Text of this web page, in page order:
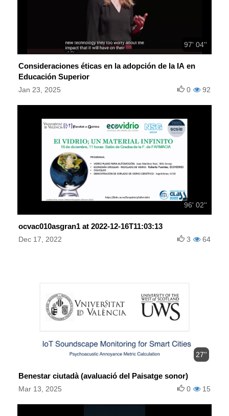
97' 04''
Consideraciones éticas en la adopción de la IA en
Educación Superior
Jan 23, 2025 92
0
96' 02''
ocvac010asgran1 at 2022-12-16T11:03:13
Dec 17, 2022 64
3
27''
Benestar ciutadà (avaluació del Paisatge sonor)
Mar 13, 2025 15
0